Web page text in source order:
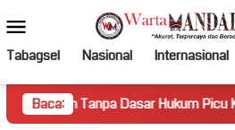
ke
kontenMobile
Tabagsel Nasional Internasional
Baca:
Dasar Hukum Picu Keresahan